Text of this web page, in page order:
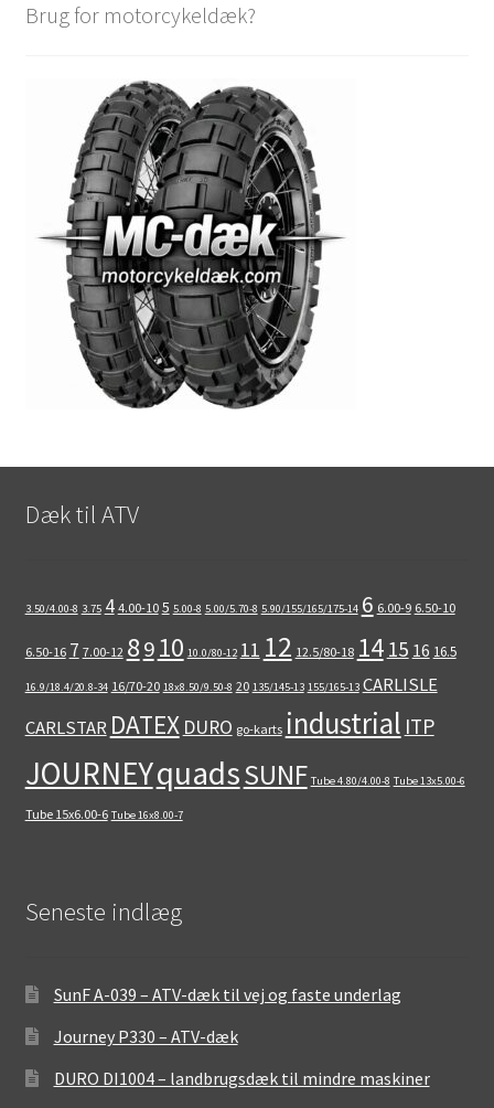
Brug for motorcykeldæk?
Dæk til ATV
3.50/4.00-8 3.75 4 4.00-10 5 5.00-8 5.00/5.70-8 5.90/155/165/175-14 6 6.00-9 6.50-10
6.50-16 7 7.00-12 89 10 10.0/80-12 11 12 12.5/80-18 14 15 16 16.5
16.9/18.4/20.8-34 16/70-20 18x8.50/9.50-8 20 135/145-13 155/165-13 CARLISLE
CARLSTAR DATEX DURO go-karts industrial ITP
JOURNEYquadsSUNF Tube 4.80/4.00-8 Tube 13x5.00-6
Tube 15x6.00-6 Tube 16x8.00-7
Seneste indlæg
SunF A-039 – ATV-dæk til vej og faste underlag
Journey P330 – ATV-dæk
DURO DI1004 – landbrugsdæk til mindre maskiner